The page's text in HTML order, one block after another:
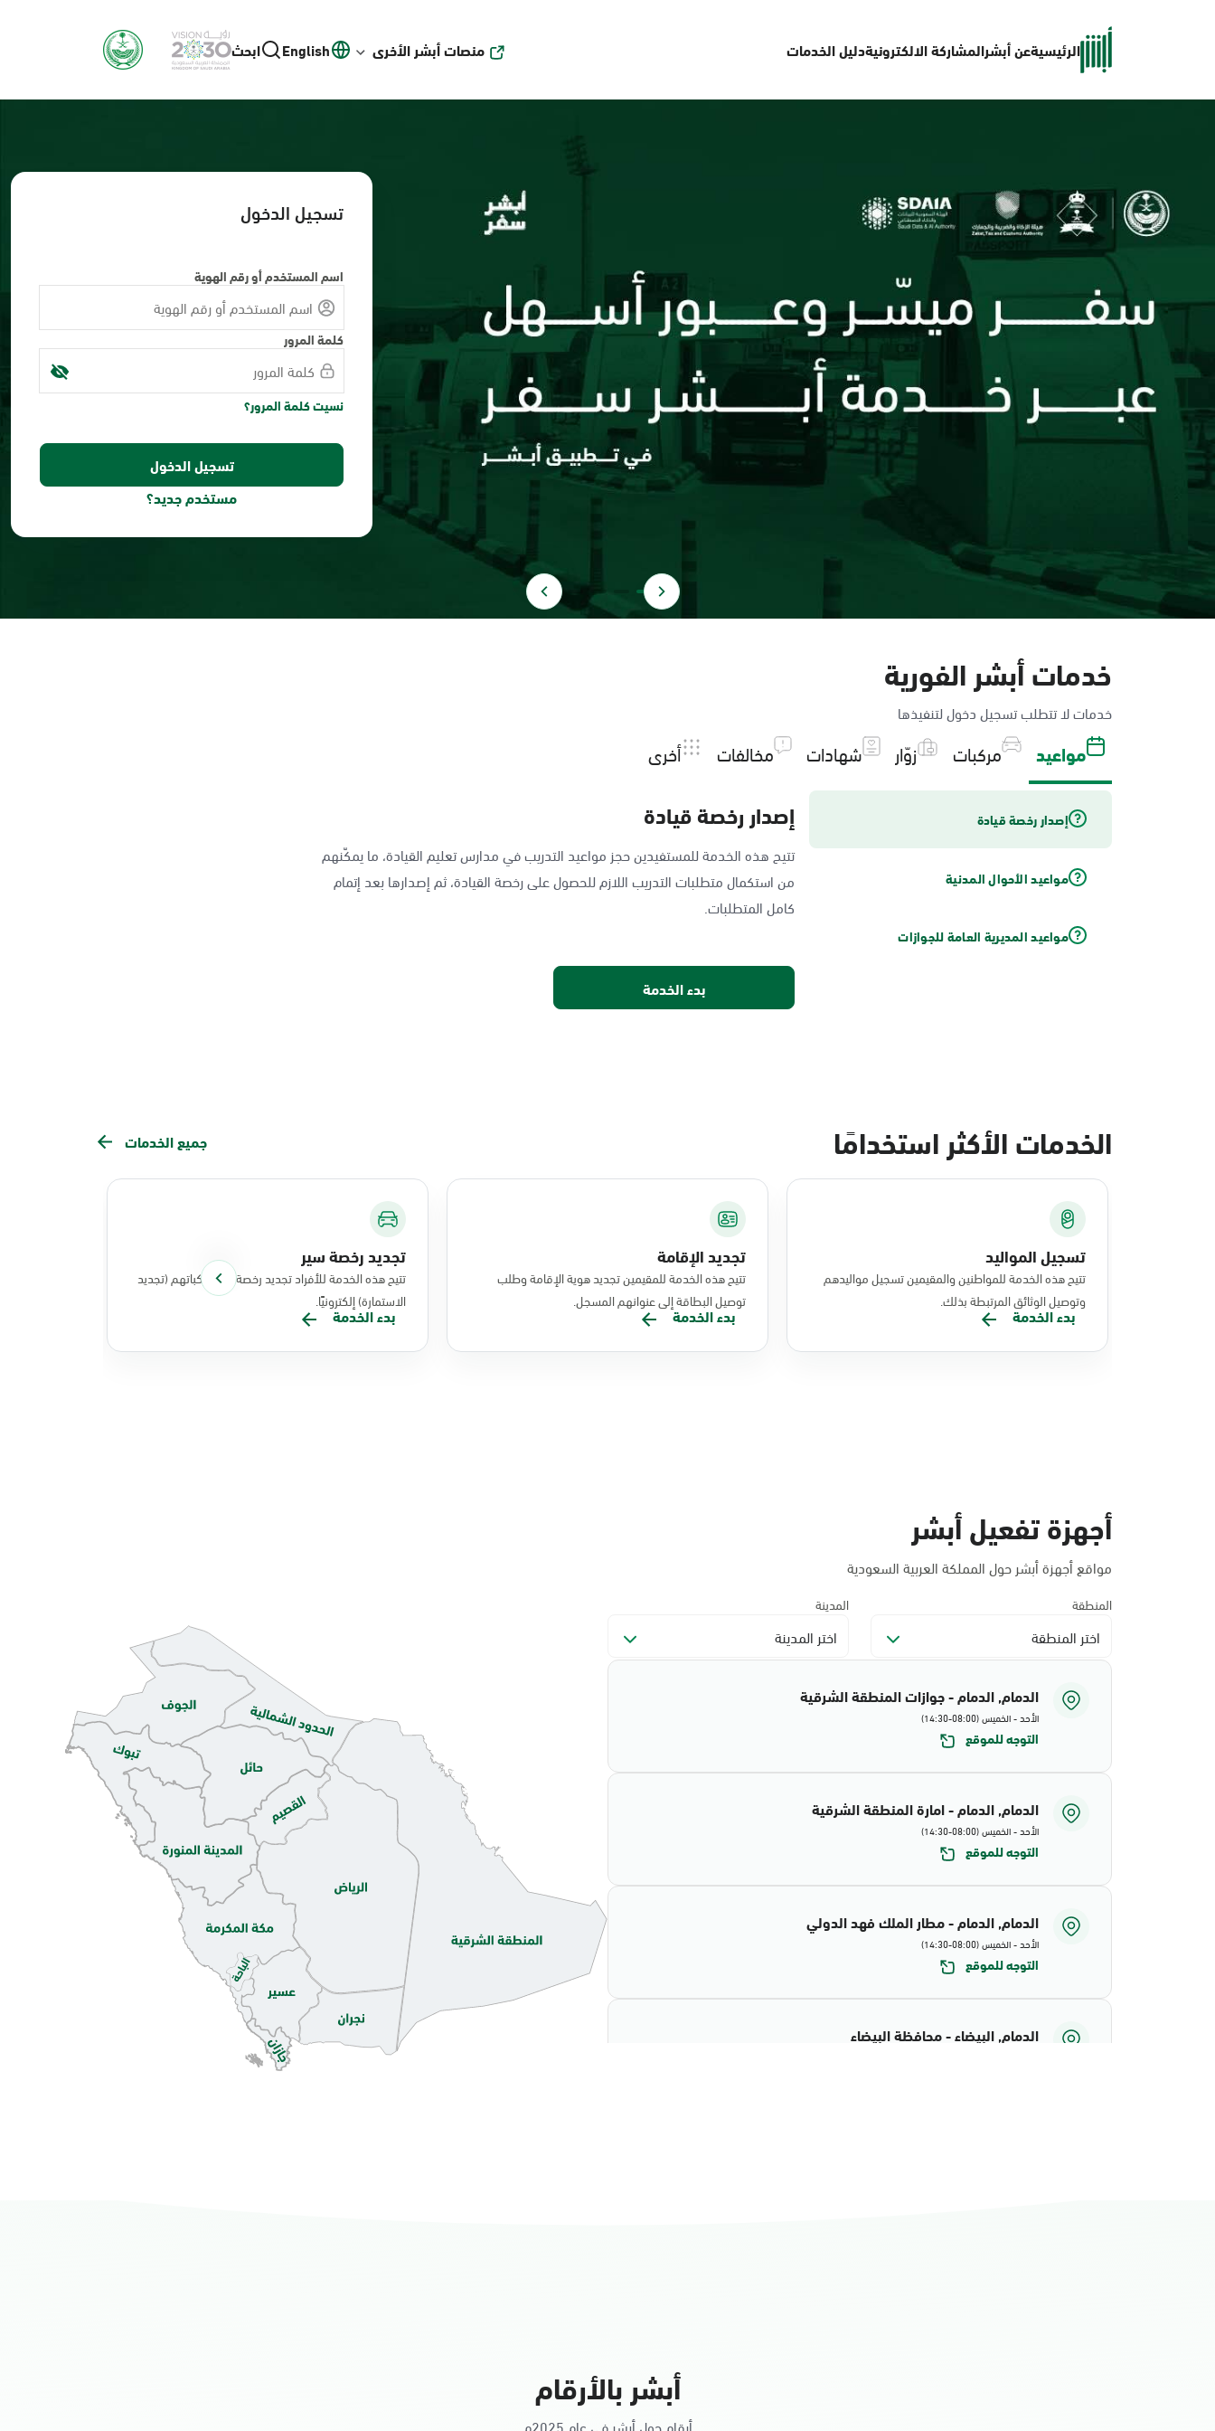
الرئيسيةعن أبشرالمشاركة الالكترونيةدليل الخدمات منصات أبشر الأخرى English ابحث
تسجيل الدخول
اسم المستخدم أو رقم الهوية
كلمة المرور
نسيت كلمة المرور؟
مستخدم جديد؟
خدمات أبشر الفورية
خدمات لا تتطلب تسجيل دخول لتنفيذها
مواعيد مركبات زوّار شهادات مخالفات أخرى
إصدار رخصة قيادة
مواعيد الأحوال المدنية
مواعيد المديرية العامة للجوازات
إصدار رخصة قيادة
تتيح هذه الخدمة للمستفيدين حجز مواعيد التدريب في مدارس تعليم القيادة، ما يمكّنهم
من استكمال متطلبات التدريب اللازم للحصول على رخصة القيادة، ثم إصدارها بعد إتمام
كامل المتطلبات.
بدء الخدمة
الخدمات الأكثر استخدامًا جميع الخدمات
تسجيل المواليد
تتيح هذه الخدمة للمواطنين والمقيمين تسجيل مواليدهم
وتوصيل الوثائق المرتبطة بذلك.
بدء الخدمة
تجديد الإقامة
تتيح هذه الخدمة للمقيمين تجديد هوية الإقامة وطلب
توصيل البطاقة إلى عنوانهم المسجل.
بدء الخدمة
تجديد رخصة سير
تتيح هذه الخدمة للأفراد تجديد رخصة سير مركباتهم (تجديد
الاستمارة) إلكترونيًا.
بدء الخدمة
أجهزة تفعيل أبشر
مواقع أجهزة أبشر حول المملكة العربية السعودية
المنطقة
اختر المنطقة
المدينة
اختر المدينة
الدمام, الدمام - جوازات المنطقة الشرقية
الأحد - الخميس (08:00-14:30)
التوجه للموقع
الدمام, الدمام - امارة المنطقة الشرقية
الأحد - الخميس (08:00-14:30)
التوجه للموقع
الدمام, الدمام - مطار الملك فهد الدولي
الأحد - الخميس (08:00-14:30)
التوجه للموقع
الدمام, البيضاء - محافظة البيضاء
أبشر بالأرقام